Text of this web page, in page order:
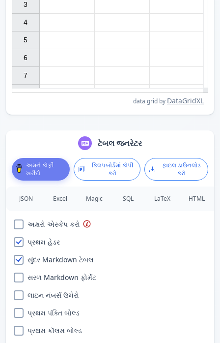
data grid by DataGridXL
3
4
5
6
7
ટેબલ જનરેટર
અમને કોફી
ખરીદો
ક્લિપબોર્ડમાં કોપી
કરો
ફાઇલ ડાઉનલોડ
કરો
JSON Excel Magic SQL LaTeX HTML
અક્ષરો એસ્કેપ કરો
પ્રથમ હેડર
સુંદર Markdown ટેબલ
સરળ Markdown ફોર્મેટ
લાઇન નંબર્સ ઉમેરો
પ્રથમ પંક્તિ બોલ્ડ
પ્રથમ કૉલમ બોલ્ડ